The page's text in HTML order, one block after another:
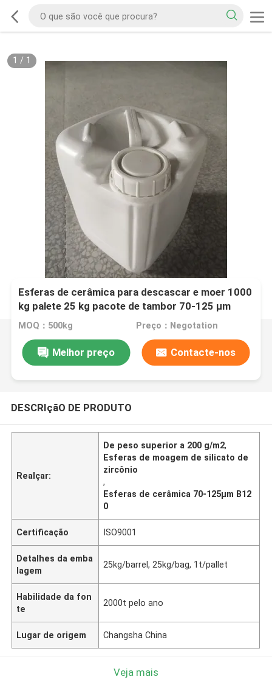
1 / 1
Esferas de cerâmica para descascar e moer 1000
kg palete 25 kg pacote de tambor 70-125 μm
B120
MOQ：500kg Preço：Negotation
Melhor preço Contacte-nos
DESCRIçãO DE PRODUTO
Realçar:
De peso superior a 200 g/m2,
Esferas de moagem de silicato de
zircônio
,
Esferas de cerâmica 70-125μm B12
0
Certificação ISO9001
Detalhes da emba
lagem
25kg/barrel, 25kg/bag, 1t/pallet
Habilidade da fon
te
2000t pelo ano
Lugar de origem Changsha China
Veja mais